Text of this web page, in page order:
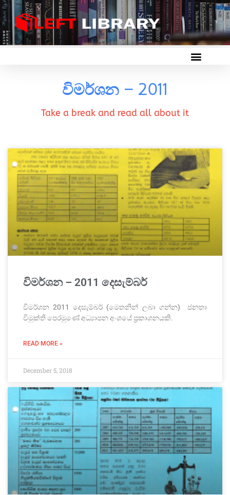
විමර්ශන – 2011
Take a break and read all about it
විමර්ශන – 2011 දෙසැම්බර්
විමර්ශන 2011 දෙසැම්බර් (මෙතනින් ලබා ගන්න) ජනතා
විමුක්ති පෙරමුණේ අධ්‍යාපන අංශයේ ප්‍රකාශනයකි.
READ MORE »
December 5, 2018